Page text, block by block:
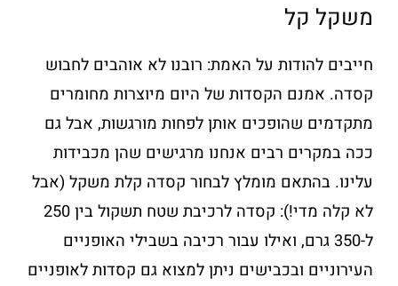
משקל קל
חייבים להודות על האמת: רובנו לא אוהבים לחבוש
קסדה. אמנם הקסדות של היום מיוצרות מחומרים
מתקדמים שהופכים אותן לפחות מורגשות, אבל גם
ככה במקרים רבים אנחנו מרגישים שהן מכבידות
עלינו. בהתאם מומלץ לבחור קסדה קלת משקל (אבל
לא קלה מדי!): קסדה לרכיבת שטח תשקול בין 250
ל-350 גרם, ואילו עבור רכיבה בשבילי האופניים
העירוניים ובכבישים ניתן למצוא גם קסדות לאופניים